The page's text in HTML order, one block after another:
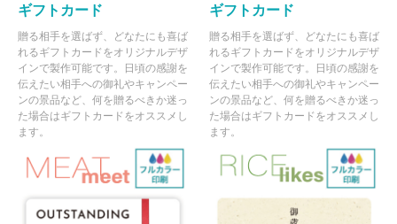
ギフトカード
贈る相手を選ばず、どなたにも喜ば
れるギフトカードをオリジナルデザ
インで製作可能です。日頃の感謝を
伝えたい相手への御礼やキャンペー
ンの景品など、何を贈るべきか迷っ
た場合はギフトカードをオススメし
ます。
ギフトカード
贈る相手を選ばず、どなたにも喜ば
れるギフトカードをオリジナルデザ
インで製作可能です。日頃の感謝を
伝えたい相手への御礼やキャンペー
ンの景品など、何を贈るべきか迷っ
た場合はギフトカードをオススメし
ます。